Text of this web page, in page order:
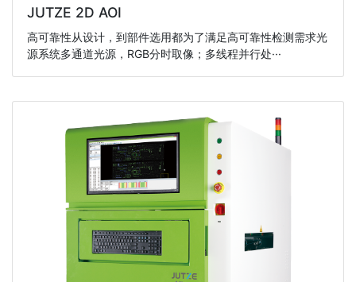
JUTZE 2D AOI
高可靠性从设计，到部件选用都为了满足高可靠性检测需求光
源系统多通道光源，RGB分时取像；多线程并行处···